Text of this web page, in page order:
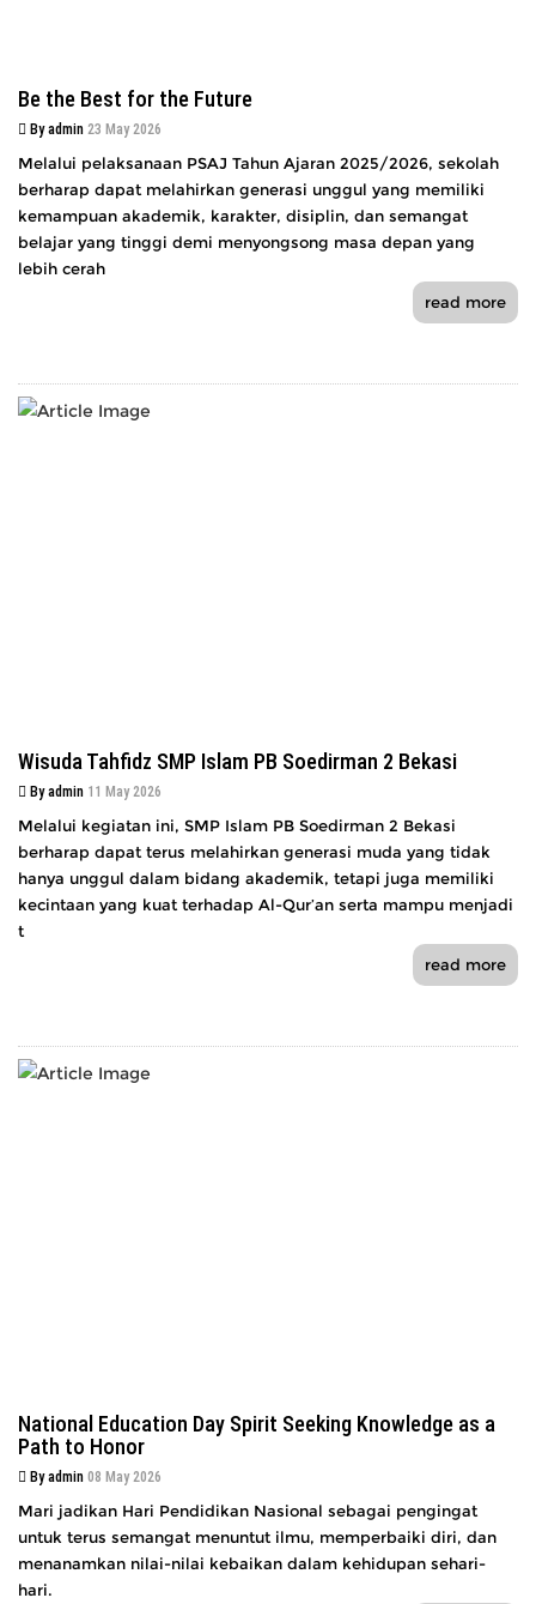
Be the Best for the Future
By admin 23 May 2026
Melalui pelaksanaan PSAJ Tahun Ajaran 2025/2026, sekolah
berharap dapat melahirkan generasi unggul yang memiliki
kemampuan akademik, karakter, disiplin, dan semangat
belajar yang tinggi demi menyongsong masa depan yang
lebih cerah
read more
Wisuda Tahfidz SMP Islam PB Soedirman 2 Bekasi
By admin 11 May 2026
Melalui kegiatan ini, SMP Islam PB Soedirman 2 Bekasi
berharap dapat terus melahirkan generasi muda yang tidak
hanya unggul dalam bidang akademik, tetapi juga memiliki
kecintaan yang kuat terhadap Al-Qur’an serta mampu menjadi
t
read more
National Education Day Spirit Seeking Knowledge as a
Path to Honor
By admin 08 May 2026
Mari jadikan Hari Pendidikan Nasional sebagai pengingat
untuk terus semangat menuntut ilmu, memperbaiki diri, dan
menanamkan nilai-nilai kebaikan dalam kehidupan sehari-
hari.